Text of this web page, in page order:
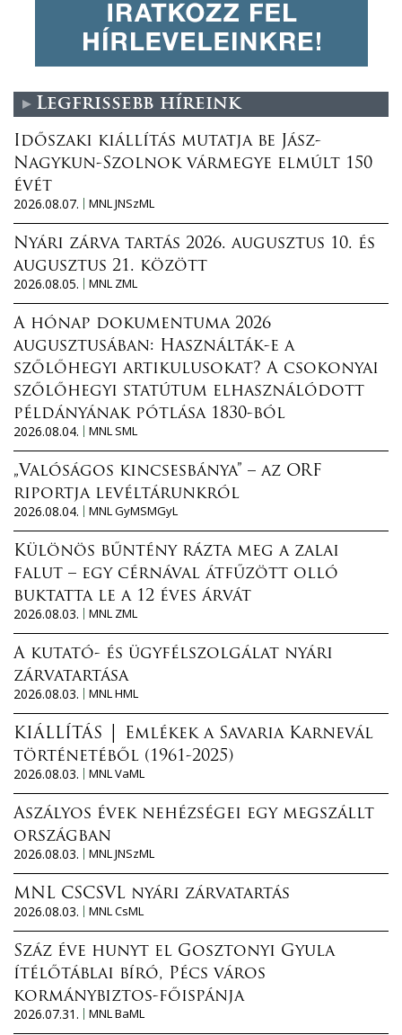
Legfrissebb híreink
Időszaki kiállítás mutatja be Jász-
Nagykun-Szolnok vármegye elmúlt 150
évét
2026.08.07.
MNL JNSzML
Nyári zárva tartás 2026. augusztus 10. és
augusztus 21. között
2026.08.05.
MNL ZML
A hónap dokumentuma 2026
augusztusában: Használták-e a
szőlőhegyi artikulusokat? A csokonyai
szőlőhegyi statútum elhasználódott
példányának pótlása 1830-ból
2026.08.04.
MNL SML
„Valóságos kincsesbánya” – az ORF
riportja levéltárunkról
2026.08.04.
MNL GyMSMGyL
Különös bűntény rázta meg a zalai
falut – egy cérnával átfűzött olló
buktatta le a 12 éves árvát
2026.08.03.
MNL ZML
A kutató- és ügyfélszolgálat nyári
zárvatartása
2026.08.03.
MNL HML
KIÁLLÍTÁS │ Emlékek a Savaria Karnevál
történetéből (1961-2025)
2026.08.03.
MNL VaML
Aszályos évek nehézségei egy megszállt
országban
2026.08.03.
MNL JNSzML
MNL CSCSVL nyári zárvatartás
2026.08.03.
MNL CsML
Száz éve hunyt el Gosztonyi Gyula
ítélőtáblai bíró, Pécs város
kormánybiztos-főispánja
2026.07.31.
MNL BaML